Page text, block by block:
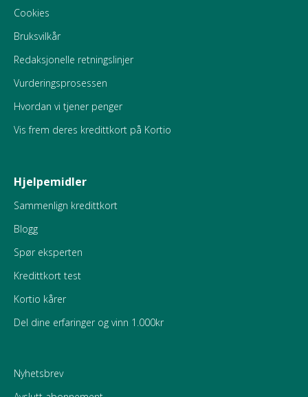
Cookies
Bruksvilkår
Redaksjonelle retningslinjer
Vurderingsprosessen
Hvordan vi tjener penger
Vis frem deres kredittkort på Kortio
Hjelpemidler
Sammenlign kredittkort
Blogg
Spør eksperten
Kredittkort test
Kortio kårer
Del dine erfaringer og vinn 1.000kr
Nyhetsbrev